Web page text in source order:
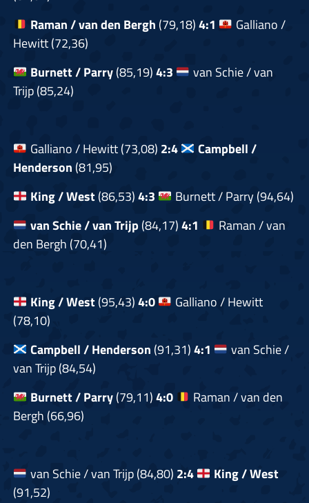
Raman / van den Bergh (79,18)4:1
Galliano /
Hewitt (72,36)
Burnett / Parry(85,19)4:3
van Schie / van
Trijp (85,24)
Galliano / Hewitt (73,08) 2:4
Campbell /
Henderson (81,95)
King / West(86,53)4:3
Burnett / Parry (94,64)
van Schie / van Trijp (84,17)4:1
Raman / van
den Bergh (70,41)
King / West(95,43)4:0
Galliano / Hewitt
(78,10)
Campbell / Henderson (91,31)4:1
van Schie /
van Trijp (84,54)
Burnett / Parry(79,11)4:0
Raman / van den
Bergh (66,96)
van Schie / van Trijp (84,80) 2:4
King / West
(91,52)